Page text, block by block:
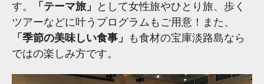
す。
「テーマ旅」
として女性旅やひとり旅、歩く
ツアーなどに叶うプログラムもご用意！また、
「季節の美味しい食事」
も食材の宝庫淡路島なら
ではの楽しみ方です。